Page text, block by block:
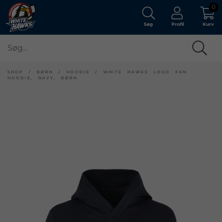
Søg Profil Kurv
0
SHOP / BØRN / HOODIE / WHITE HAWKS LOGO FAN
HOODIE, NAVY, BØRN